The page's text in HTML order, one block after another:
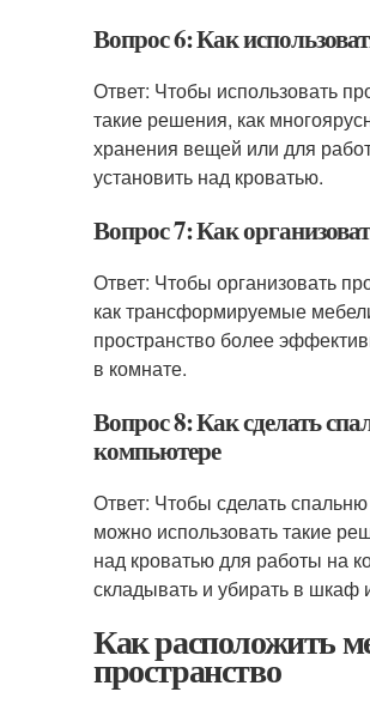
Вопрос 6: Как
Ответ: Чтобы использовать
такие решения, как
хранения вещей или для
установить над кроватью.
Вопрос 7: Как
Ответ: Чтобы организовать
как трансформируемые
пространство более
в комнате.
Вопрос 8: Как сделать
компьютере
Ответ: Чтобы сделать
можно использовать такие
над кроватью для работы на
складывать и убирать в шкаф
Как расположить
пространство